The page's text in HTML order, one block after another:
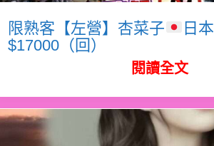
限熟客【左營】杏菜子
日本
$17000（回）
閱讀全文